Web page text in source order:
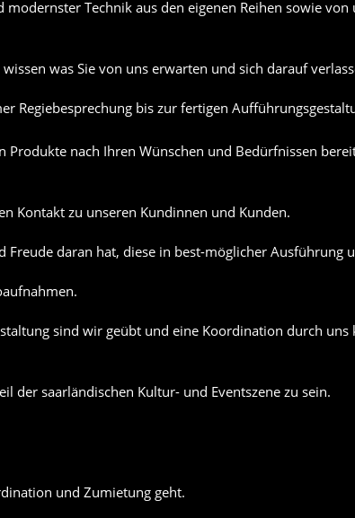
Technik aus den eigenen Reihen sowie von
was Sie von uns erwarten und sich darauf
Regiebesprechung bis zur fertigen
nach Ihren Wünschen und Bedürfnissen
Kontakt zu unseren Kundinnen und Kunden.
daran hat, diese in best-möglicher Ausführung
sind wir geübt und eine Koordination durch uns
der saarländischen Kultur- und Eventszene zu sein.
und Zumietung geht.